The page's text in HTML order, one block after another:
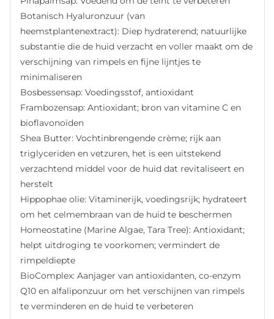
Botanisch Hyaluronzuur (van
heemstplantenextract): Diep hydraterend; natuurlijke
substantie die de huid verzacht en voller maakt om de
verschijning van rimpels en fijne lijntjes te
minimaliseren
Bosbessensap: Voedingsstof, antioxidant
Frambozensap: Antioxidant; bron van vitamine C en
bioflavonoïden
Shea Butter: Vochtinbrengende crème; rijk aan
triglyceriden en vetzuren, het is een uitstekend
verzachtend middel voor de huid dat revitaliseert en
herstelt
Hippophae olie: Vitaminerijk, voedingsrijk; hydrateert
om het celmembraan van de huid te beschermen
Homeostatine (Marine Algae, Tara Tree): Antioxidant;
helpt uitdroging te voorkomen; vermindert de
rimpeldiepte
BioComplex: Aanjager van antioxidanten, co-enzym
Q10 en alfaliponzuur om het verschijnen van rimpels
te verminderen en de huid te verbeteren